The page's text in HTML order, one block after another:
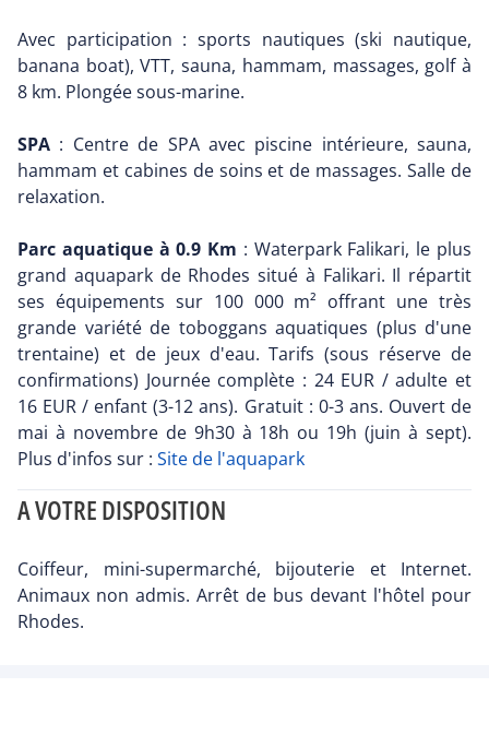
Avec participation : sports nautiques (ski nautique,
banana boat), VTT, sauna, hammam, massages, golf à
8 km. Plongée sous-marine.
SPA : Centre de SPA avec piscine intérieure, sauna,
hammam et cabines de soins et de massages. Salle de
relaxation.
Parc aquatique à 0.9 Km : Waterpark Falikari, le plus
grand aquapark de Rhodes situé à Falikari. Il répartit
ses équipements sur 100 000 m² offrant une très
grande variété de toboggans aquatiques (plus d'une
trentaine) et de jeux d'eau. Tarifs (sous réserve de
confirmations) Journée complète : 24 EUR / adulte et
16 EUR / enfant (3-12 ans). Gratuit : 0-3 ans. Ouvert de
mai à novembre de 9h30 à 18h ou 19h (juin à sept).
Plus d'infos sur : Site de l'aquapark
A VOTRE DISPOSITION
Coiffeur, mini-supermarché, bijouterie et Internet.
Animaux non admis. Arrêt de bus devant l'hôtel pour
Rhodes.